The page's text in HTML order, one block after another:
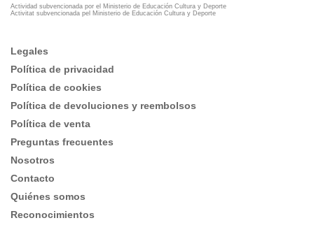
Actividad subvencionada por el Ministerio de Educación Cultura y Deporte
Activitat subvencionada pel Ministerio de Educación Cultura y Deporte
Legales
Política de privacidad
Política de cookies
Política de devoluciones y reembolsos
Política de venta
Preguntas frecuentes
Nosotros
Contacto
Quiénes somos
Reconocimientos